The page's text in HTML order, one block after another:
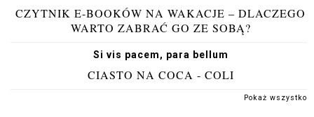
CZYTNIK E-BOOKÓW NA WAKACJE – DLACZEGO
WARTO ZABRAĆ GO ZE SOBĄ?
Si vis pacem, para bellum
CIASTO NA COCA - COLI
Pokaż wszystko